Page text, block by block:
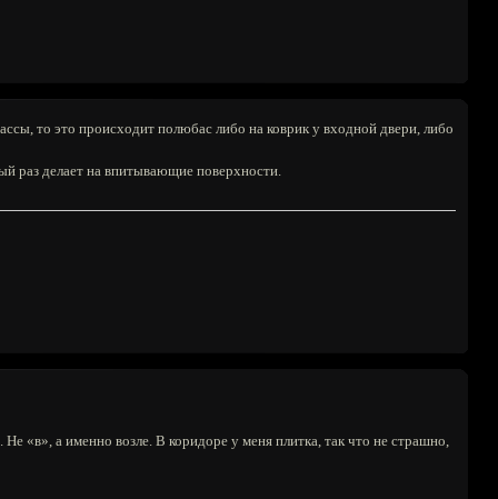
то это происходит полюбас либо на коврик у входной двери, либо
раз делает на впитывающие поверхности.
«в», а именно возле. В коридоре у меня плитка, так что не страшно,